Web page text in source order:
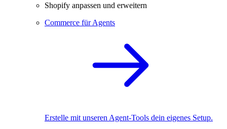
Shopify anpassen und erweitern
Commerce für Agents
Erstelle mit unseren Agent-Tools dein eigenes Setup.